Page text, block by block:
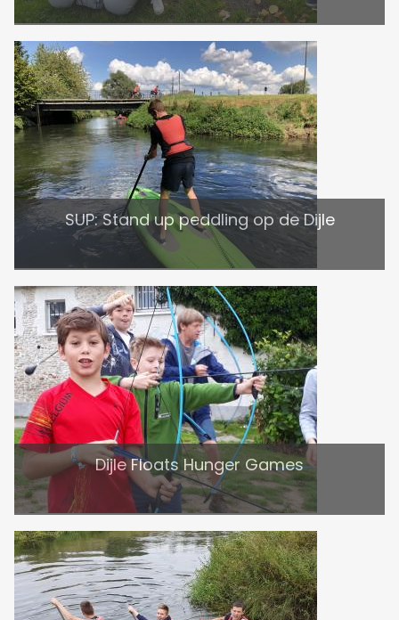
SUP: Stand up peddling op de Dijle
Dijle Floats Hunger Games